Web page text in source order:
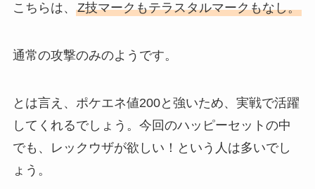
こちらは、 Z技マークもテラスタルマークもなし。
通常の攻撃のみのようです。
とは言え、ポケエネ値200と強いため、実戦で活躍
してくれるでしょう。今回のハッピーセットの中
でも、レックウザが欲しい！という人は多いでし
ょう。